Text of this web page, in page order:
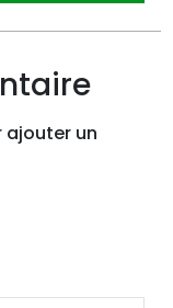
ajouter un